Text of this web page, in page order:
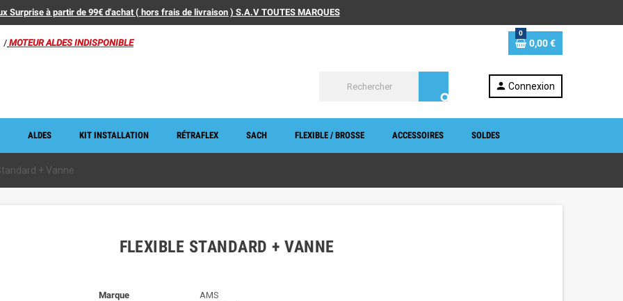
Surprise à partir de 99€ d'achat ( hors frais de livraison ) S.A.V TOUTES MARQUES
/ MOTEUR ALDES INDISPONIBLE
0
0,00 €
search
person Connexion
ALDES KIT INSTALLATION RÉTRAFLEX SACH FLEXIBLE / BROSSE ACCESSOIRES SOLDES
+ Vanne
FLEXIBLE STANDARD + VANNE
Marque
AMS